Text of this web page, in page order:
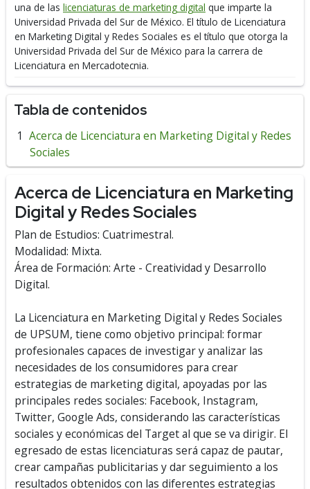
una de las licenciaturas de marketing digital que imparte la
Universidad Privada del Sur de México. El título de Licenciatura
en Marketing Digital y Redes Sociales es el título que otorga la
Universidad Privada del Sur de México para la carrera de
Licenciatura en Mercadotecnia.
Tabla de contenidos
Acerca de Licenciatura en Marketing Digital y Redes
Sociales
Acerca de Licenciatura en Marketing
Digital y Redes Sociales
Plan de Estudios: Cuatrimestral.
Modalidad: Mixta.
Área de Formación: Arte - Creatividad y Desarrollo
Digital.
La Licenciatura en Marketing Digital y Redes Sociales
de UPSUM, tiene como objetivo principal: formar
profesionales capaces de investigar y analizar las
necesidades de los consumidores para crear
estrategias de marketing digital, apoyadas por las
principales redes sociales: Facebook, Instagram,
Twitter, Google Ads, considerando las características
sociales y económicas del Target al que se va dirigir. El
egresado de estas licenciaturas será capaz de pautar,
crear campañas publicitarias y dar seguimiento a los
resultados obtenidos con las diferentes estrategias